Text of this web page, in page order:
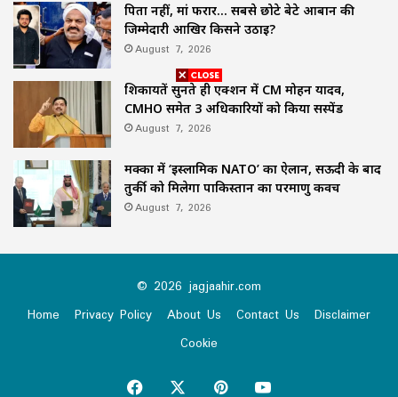
पिता नहीं, मां फरार… सबसे छोटे बेटे आबान की
जिम्मेदारी आखिर किसने उठाई?
August 7, 2026
शिकायतें सुनते ही एक्शन में CM मोहन यादव,
CMHO समेत 3 अधिकारियों को किया सस्पेंड
August 7, 2026
मक्का में ‘इस्लामिक NATO’ का ऐलान, सऊदी के बाद
तुर्की को मिलेगा पाकिस्तान का परमाणु कवच
August 7, 2026
© 2026 jagjaahir.com
Home
Privacy Policy About Us Contact Us
Disclaimer
Cookie
Facebook PinterestYouTube